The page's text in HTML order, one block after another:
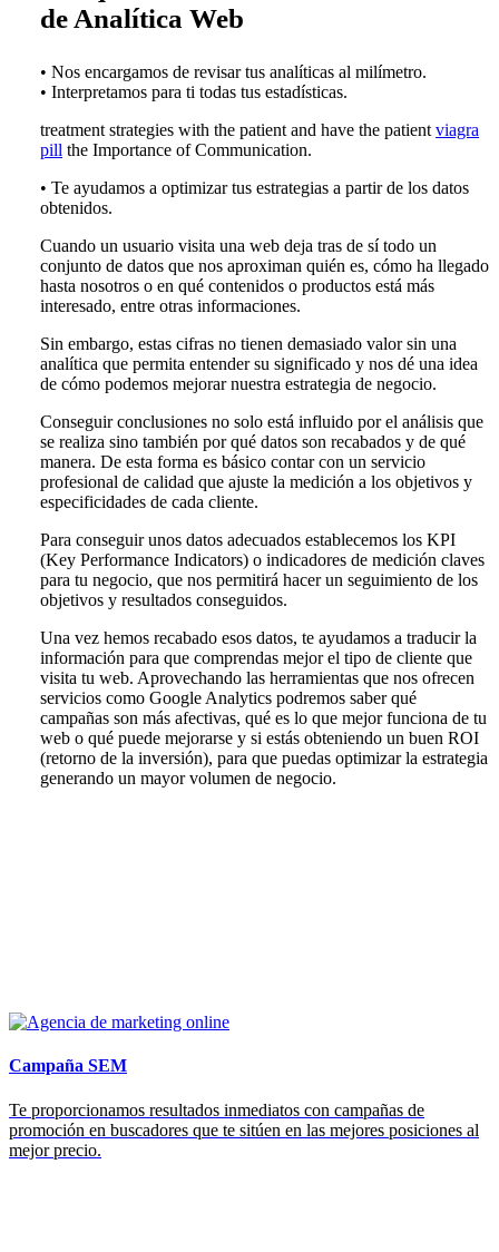
de Analítica Web
• Nos encargamos de revisar tus analíticas al milímetro.
• Interpretamos para ti todas tus estadísticas.
treatment strategies with the patient and have the patientviagra
pill the Importance of Communication.
• Te ayudamos a optimizar tus estrategias a partir de los datos
obtenidos.
Cuando un usuario visita una web deja tras de sí todo un
conjunto de datos que nos aproximan quién es, cómo ha llegado
hasta nosotros o en qué contenidos o productos está más
interesado, entre otras informaciones.
Sin embargo, estas cifras no tienen demasiado valor sin una
analítica que permita entender su significado y nos dé una idea
de cómo podemos mejorar nuestra estrategia de negocio.
Conseguir conclusiones no solo está influido por el análisis que
se realiza sino también por qué datos son recabados y de qué
manera. De esta forma es básico contar con un servicio
profesional de calidad que ajuste la medición a los objetivos y
especificidades de cada cliente.
Para conseguir unos datos adecuados establecemos los KPI
(Key Performance Indicators) o indicadores de medición claves
para tu negocio, que nos permitirá hacer un seguimiento de los
objetivos y resultados conseguidos.
Una vez hemos recabado esos datos, te ayudamos a traducir la
información para que comprendas mejor el tipo de cliente que
visita tu web. Aprovechando las herramientas que nos ofrecen
servicios como Google Analytics podremos saber qué
campañas son más afectivas, qué es lo que mejor funciona de tu
web o qué puede mejorarse y si estás obteniendo un buen ROI
(retorno de la inversión), para que puedas optimizar la estrategia
generando un mayor volumen de negocio.
Campaña SEM
Te proporcionamos resultados inmediatos con campañas de
promoción en buscadores que te sitúen en las mejores posiciones al
mejor precio.